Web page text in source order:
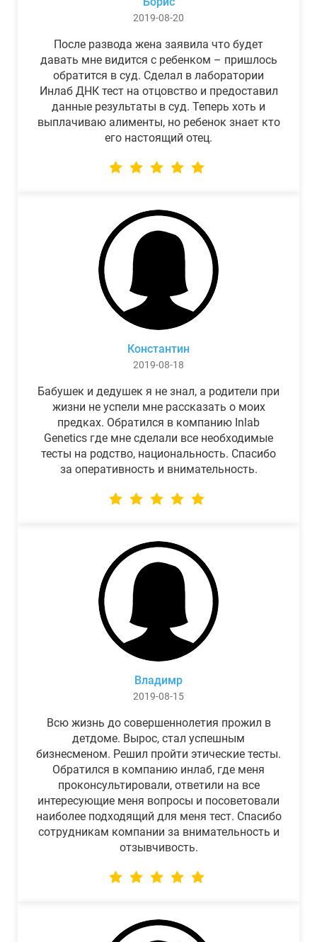
2019-08-20
После развода жена заявила что будет
давать мне видится с ребенком – пришлось
обратится в суд. Сделал в лаборатории
Инлаб ДНК тест на отцовство и предоставил
данные результаты в суд. Теперь хоть и
выплачиваю алименты, но ребенок знает кто
его настоящий отец.
Константин
2019-08-18
Бабушек и дедушек я не знал, а родители при
жизни не успели мне рассказать о моих
предках. Обратился в компанию Inlab
Genetics где мне сделали все необходимые
тесты на родство, национальность. Спасибо
за оперативность и внимательность.
Владимр
2019-08-15
Всю жизнь до совершеннолетия прожил в
детдоме. Вырос, стал успешным
бизнесменом. Решил пройти этические тесты.
Обратился в компанию инлаб, где меня
проконсультировали, ответили на все
интересующие меня вопросы и посоветовали
наиболее подходящий для меня тест. Спасибо
сотрудникам компании за внимательность и
отзывчивость.